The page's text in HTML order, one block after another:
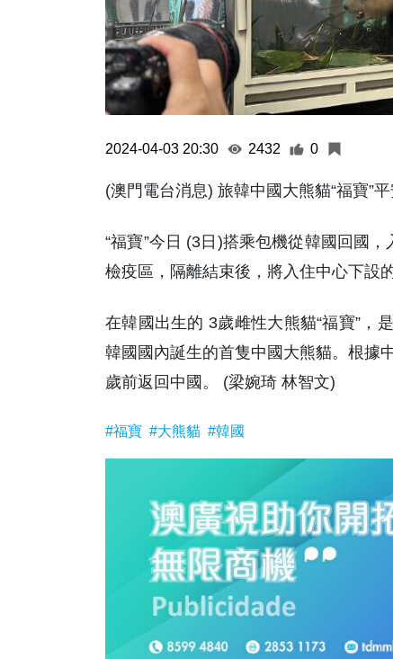
2024-04-03 20:30 2432 0
(澳門電台消息) 旅韓中國大熊貓“福寶”平
“福寶”今日 (3日)搭乘包機從韓國回國
檢疫區，隔離結束後，將入住中心下設
在韓國出生的 3歲雌性大熊貓“福寶”，
韓國國內誕生的首隻中國大熊貓。根據
歲前返回中國。 (梁婉琦 林智文)
#福寶 #大熊貓 #韓國